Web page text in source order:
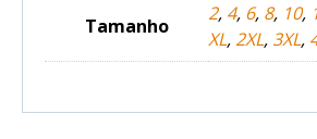
Tamanho
2, 4, 6, 8, 10,
XL, 2XL, 3XL,